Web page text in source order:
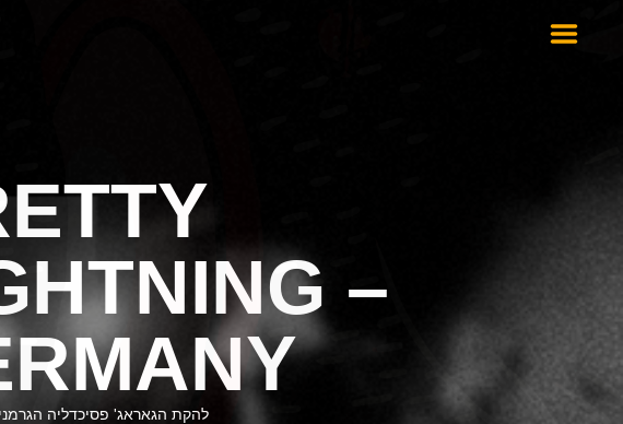
–
להקת הגאראג' פסיכדליה הגרמנית